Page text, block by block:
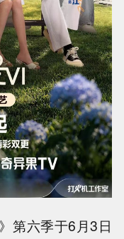
第六季于6月3日